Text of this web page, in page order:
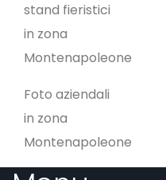
stand fieristici
in zona
Montenapoleone
Foto aziendali
in zona
Montenapoleone